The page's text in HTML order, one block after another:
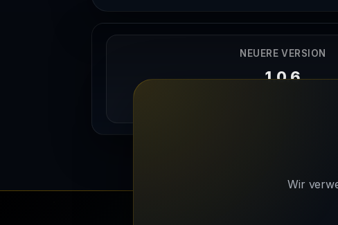
NEUERE VERSION
1.0.6
Wir